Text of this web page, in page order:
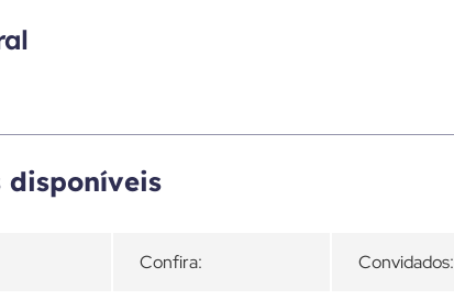
disponíveis
Confira: Convidados: